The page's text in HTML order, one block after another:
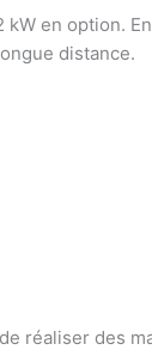
kW en option.
distance.
réaliser des